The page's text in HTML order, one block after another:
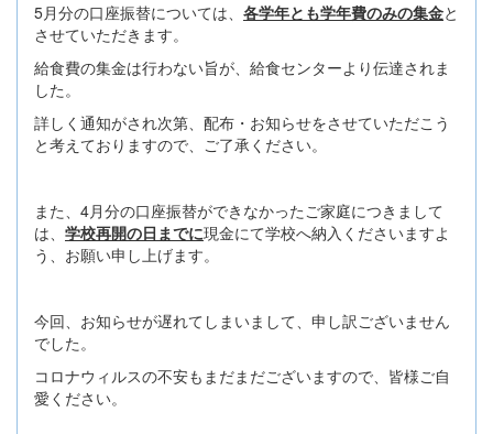
5月分の口座振替については、 各学年とも学年費のみの集金と
させていただきます。
給食費の集金は行わない旨が、給食センターより伝達されま
した。
詳しく通知がされ次第、配布・お知らせをさせていただこう
と考えておりますので、ご了承ください。
また、4月分の口座振替ができなかったご家庭につきまして
は、 学校再開の日までに現金にて学校へ納入くださいますよ
う、お願い申し上げます。
今回、お知らせが遅れてしまいまして、申し訳ございません
でした。
コロナウィルスの不安もまだまだございますので、皆様ご自
愛ください。